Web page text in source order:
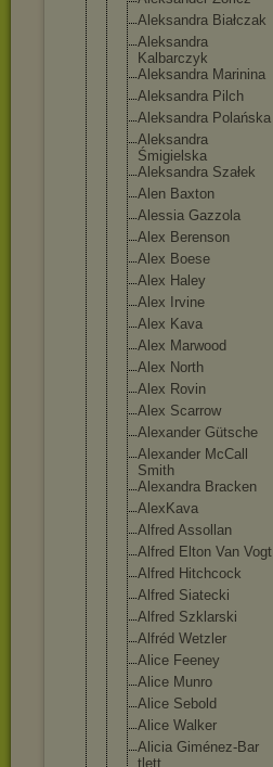
Aleksandra Białczak
Aleksandra
Kalbarczyk
Aleksandra Marinina
Aleksandra Pilch
Aleksandra Polańska
Aleksandra
Śmigielska
Aleksandra Szałek
Alen Baxton
Alessia Gazzola
Alex Berenson
Alex Boese
Alex Haley
Alex Irvine
Alex Kava
Alex Marwood
Alex North
Alex Rovin
Alex Scarrow
Alexander Gütsche
Alexander McCall
Smith
Alexandra Bracken
AlexKava
Alfred Assollan
Alfred Elton Van Vogt
Alfred Hitchcock
Alfred Siatecki
Alfred Szklarski
Alfréd Wetzler
Alice Feeney
Alice Munro
Alice Sebold
Alice Walker
Alicia Giménez-Bar
tlett